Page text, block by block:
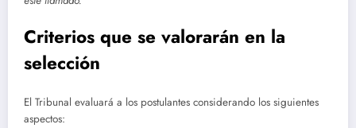
Criterios que se valorarán en la
selección
El Tribunal evaluará a los postulantes considerando los siguientes
aspectos: